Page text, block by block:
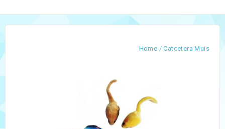
Home /Catcetera Muis